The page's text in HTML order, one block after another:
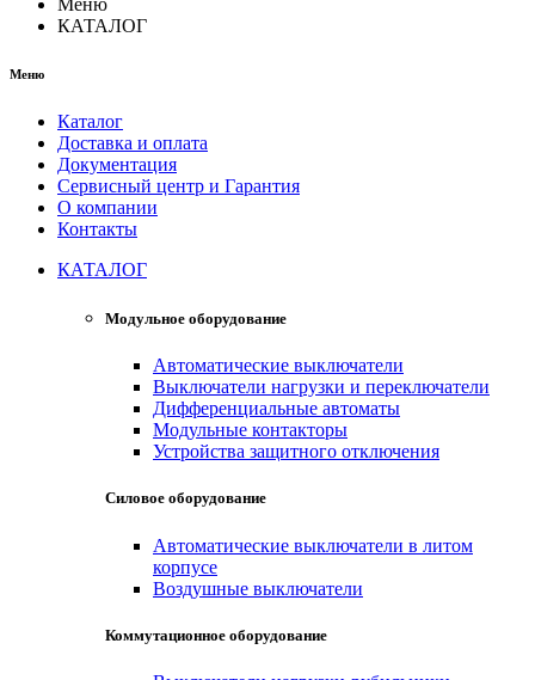
Меню
КАТАЛОГ
Меню
Каталог
Доставка и оплата
Документация
Сервисный центр и Гарантия
О компании
Контакты
КАТАЛОГ
Модульное оборудование
Автоматические выключатели
Выключатели нагрузки и переключатели
Дифференциальные автоматы
Модульные контакторы
Устройства защитного отключения
Силовое оборудование
Автоматические выключатели в литом
корпусе
Воздушные выключатели
Коммутационное оборудование